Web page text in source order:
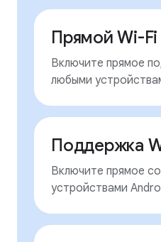
Прямой Wi-Fi
Включите прямое
любыми
Поддержка
Включите прямое
устройствами